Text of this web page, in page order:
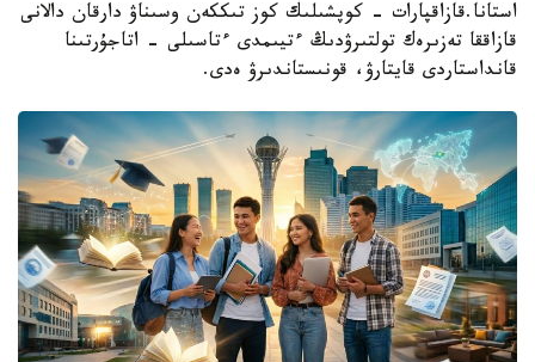
استانا.قازاقپارات - كوپشىلىك كوز تىككەن وسىناۋ دارقان دالانى
قازاققا تەزىرەك تولتىرۋدىڭ ءتيىمدى ءتاسىلى - اتاجۇرتىنا
قانداستاردى قايتارۋ، قونىستاندىرۋ ەدى.